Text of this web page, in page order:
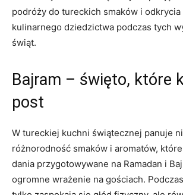
podróży do tureckich smaków i odkrycia
kulinarnego ​dziedzictwa ​podczas‌ tych
świąt.
Bajram –‌ święto, które
post
W tureckiej ​kuchni ⁢świątecznej panuje
⁢różnorodność smaków i aromatów,
dania przygotowywane ⁤na Ramadan i
ogromne wrażenie na gościach.